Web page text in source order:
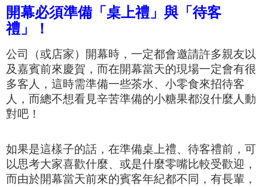
開幕必須準備「桌上禮」與「待客
禮」！
公司（或店家）開幕時，一定都會邀請許多親友以
及嘉賓前來慶賀，而在開幕當天的現場一定會有很
多客人，這時需準備一些茶水、小零食來招待客
人， 而總不想看見辛苦準備的小糖果都沒什麼人動
對吧！
如果是這樣子的話，在準備桌上禮、待客禮前，可
以思考大家喜歡什麼、或是什麼零嘴比較受歡迎，
而由於開幕當天前來的賓客年紀都不同，有長輩，